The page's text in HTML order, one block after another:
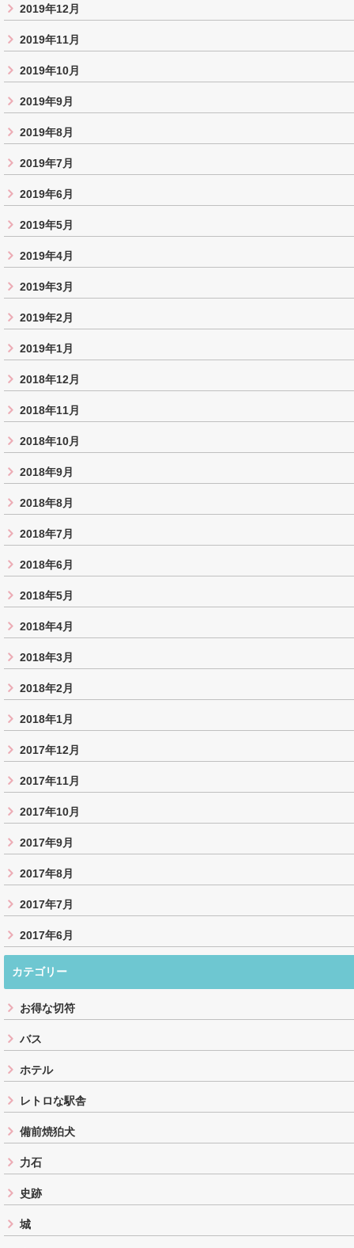
2019年12月
2019年11月
2019年10月
2019年9月
2019年8月
2019年7月
2019年6月
2019年5月
2019年4月
2019年3月
2019年2月
2019年1月
2018年12月
2018年11月
2018年10月
2018年9月
2018年8月
2018年7月
2018年6月
2018年5月
2018年4月
2018年3月
2018年2月
2018年1月
2017年12月
2017年11月
2017年10月
2017年9月
2017年8月
2017年7月
2017年6月
カテゴリー
お得な切符
バス
ホテル
レトロな駅舎
備前焼狛犬
力石
史跡
城